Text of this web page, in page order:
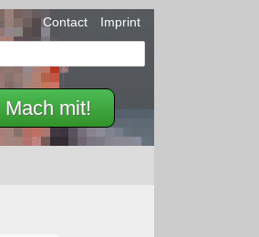
Mach mit!
Contact Imprint